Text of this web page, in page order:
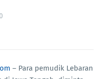
0
– Para pemudik Lebaran